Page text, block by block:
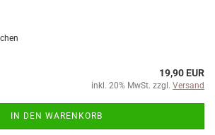
19,90 EUR
inkl. 20% MwSt. zzgl. Versand
IN DEN WARENKORB